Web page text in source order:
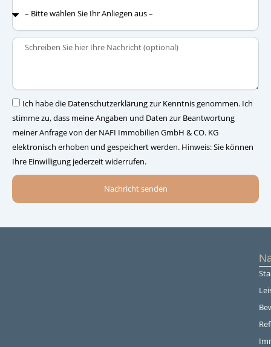
Bitte
Sie
Ihr
Nachricht
Einwilligung
Ich habe die Datenschutzerklärung zur Kenntnis genommen. Ich
stimme zu, dass meine Angaben und Daten zur Beantwortung
meiner Anfrage von der NAFI Immobilien GmbH & CO. KG
elektronisch erhoben und gespeichert werden. Hinweis: Sie können
Ihre Einwilligung jederzeit widerrufen.
Nachricht senden